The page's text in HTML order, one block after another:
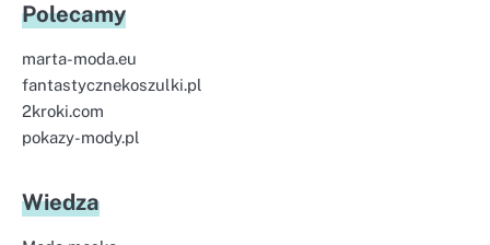
Polecamy
marta-moda.eu
fantastycznekoszulki.pl
2kroki.com
pokazy-mody.pl
Wiedza